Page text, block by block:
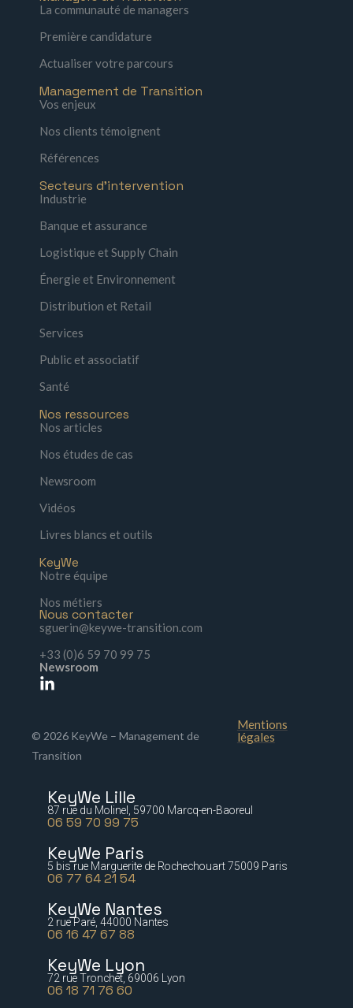
La communauté de managers
Première candidature
Actualiser votre parcours
Management de Transition
Vos enjeux
Nos clients témoignent
Références
Secteurs d'intervention
Industrie
Banque et assurance
Logistique et Supply Chain
Énergie et Environnement
Distribution et Retail
Services
Public et associatif
Santé
Nos ressources
Nos articles
Nos études de cas
Newsroom
Vidéos
Livres blancs et outils
KeyWe
Notre équipe
Nos métiers
Nous contacter
sguerin@keywe-transition.com
+33 (0)6 59 70 99 75
Newsroom
© 2026 KeyWe – Management de
Transition
Mentions
légales
KeyWe Lille
87 rue du Molinel, 59700 Marcq-en-Baoreul
06 59 70 99 75
KeyWe Paris
5 bis rue Marguerite de Rochechouart 75009 Paris
06 77 64 21 54
KeyWe Nantes
2 rue Paré, 44000 Nantes
06 16 47 67 88
KeyWe Lyon
72 rue Tronchet, 69006 Lyon
06 18 71 76 60